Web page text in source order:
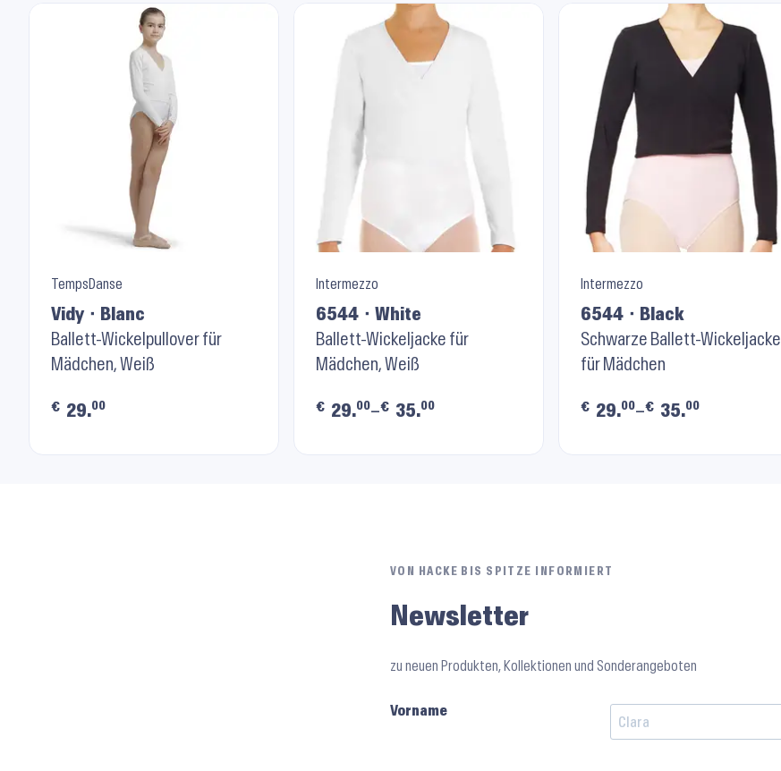
TempsDanse
Vidy ⬝ Blanc
Ballett-Wickelpullover für
Mädchen, Weiß
€ 29.00
Intermezzo
6544 ⬝ White
Ballett-Wickeljacke für
Mädchen, Weiß
€ 29.00–€ 35.00
Intermezzo
6544 ⬝ Black
Schwarze Ballett-Wickeljacke
für Mädchen
€ 29.00–€ 35.00
VON HACKE BIS SPITZE INFORMIERT
Newsletter
zu neuen Produkten, Kollektionen und Sonderangeboten
Vorname